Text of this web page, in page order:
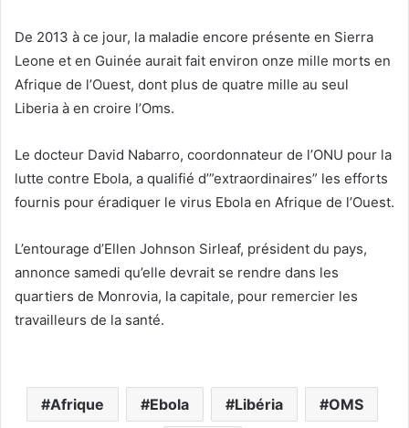
De 2013 à ce jour, la maladie encore présente en Sierra
Leone et en Guinée aurait fait environ onze mille morts en
Afrique de l’Ouest, dont plus de quatre mille au seul
Liberia à en croire l’Oms.
Le docteur David Nabarro, coordonnateur de l’ONU pour la
lutte contre Ebola, a qualifié d’”extraordinaires” les efforts
fournis pour éradiquer le virus Ebola en Afrique de l’Ouest.
L’entourage d’Ellen Johnson Sirleaf, président du pays,
annonce samedi qu’elle devrait se rendre dans les
quartiers de Monrovia, la capitale, pour remercier les
travailleurs de la santé.
Afrique Ebola Libéria OMS